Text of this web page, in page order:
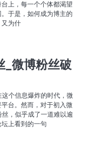
上，每一个个体都渴望
于是，如何成为博主的
又为什
_微博粉丝破
个信息爆炸的时代，微
台。然而，对于初入微
，似乎成了一道难以逾
上看到的一句